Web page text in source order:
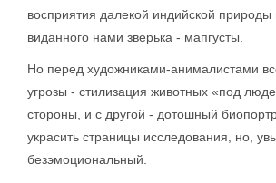
восприятия далекой индийской природы
виданного нами зверька - мапгусты.
Но перед художниками-анималистами
угрозы - стилизация животных «под
стороны, и с другой - дотошный
украсить страницы исследования, но,
безэмоциональный.